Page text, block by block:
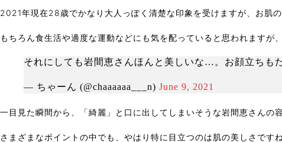
2021年現在28歳でかなり大人っぽく清楚な印象を受けますが、お肌
もちろん食生活や適度な運動などにも気を配っていると思われますが
それにしても岩間恵さんほんと美しいな…。お顔立ちも
— ちゃーん (@chaaaaaa___n) June 9, 2021
一目見た瞬間から、「綺麗」と口に出してしまいそうな岩間恵さんの容
さまざまなポイントの中でも、やはり特に目立つのは肌の美しさですね